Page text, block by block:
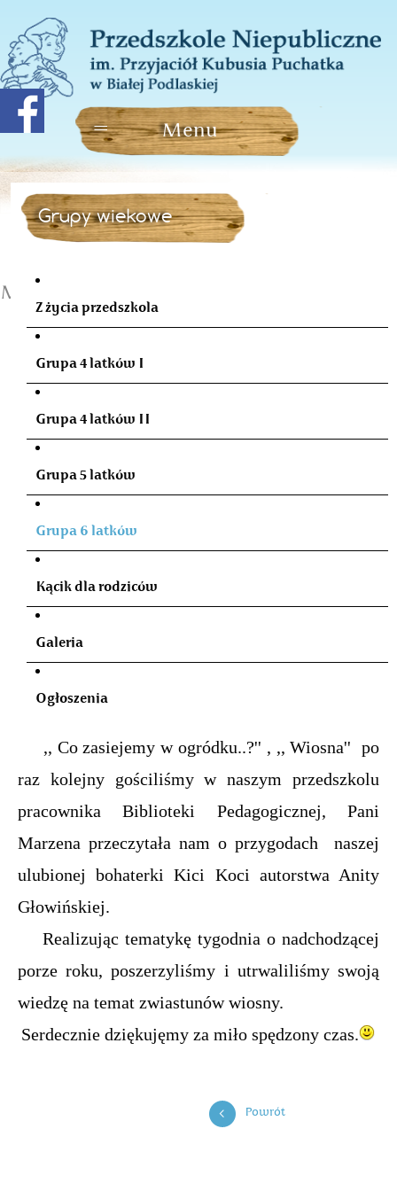
Grupy wiekowe
Minutki z książką w marcu
Z życia przedszkola
Grupa 4 latków I
Grupa 4 latków II
Grupa 5 latków
Grupa 6 latków
Kącik dla rodziców
Galeria
Ogłoszenia
,, Co zasiejemy w ogródku..?'' , ,, Wiosna'' po
raz kolejny gościliśmy w naszym przedszkolu
pracownika Biblioteki Pedagogicznej, Pani
Marzena przeczytała nam o przygodach naszej
ulubionej bohaterki Kici Koci autorstwa Anity
Głowińskiej.
Realizując tematykę tygodnia o nadchodzącej
porze roku, poszerzyliśmy i utrwaliliśmy swoją
wiedzę na temat zwiastunów wiosny.
Serdecznie dziękujęmy za miło spędzony czas.
Powrót